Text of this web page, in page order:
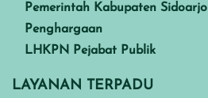
Pemerintah Kabupaten Sidoarjo
Penghargaan
LHKPN Pejabat Publik
LAYANAN TERPADU